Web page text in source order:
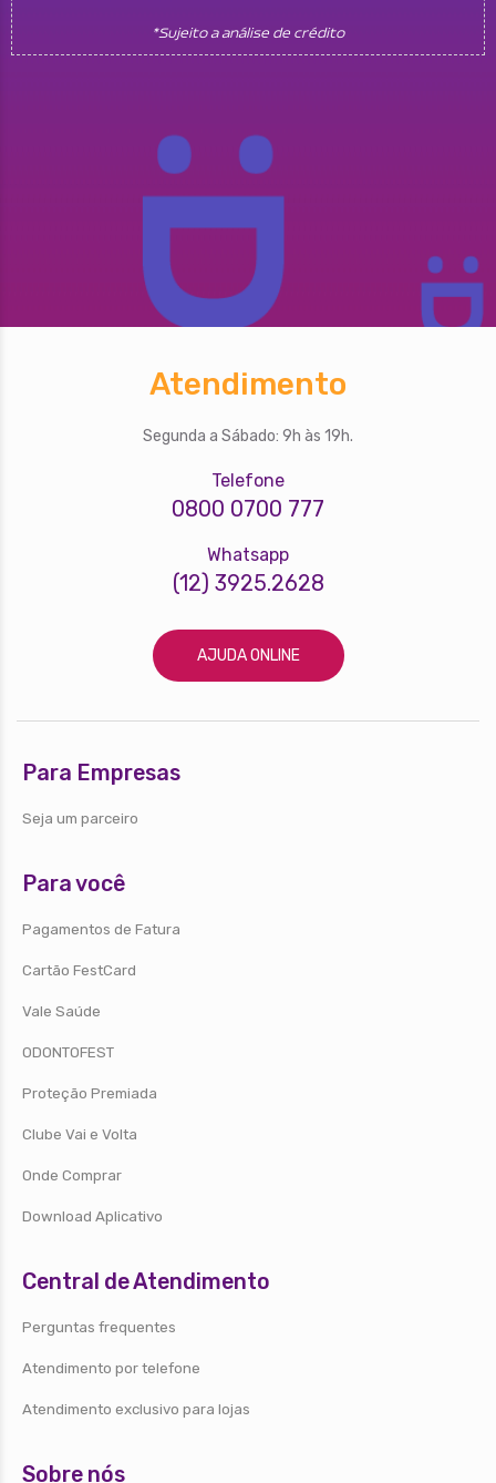
*Sujeito a análise de crédito
Atendimento
Segunda a Sábado: 9h às 19h.
Telefone
0800 0700 777
Whatsapp
(12) 3925.2628
AJUDA ONLINE
Para Empresas
Seja um parceiro
Para você
Pagamentos de Fatura
Cartão FestCard
Vale Saúde
ODONTOFEST
Proteção Premiada
Clube Vai e Volta
Onde Comprar
Download Aplicativo
Central de Atendimento
Perguntas frequentes
Atendimento por telefone
Atendimento exclusivo para lojas
Sobre nós